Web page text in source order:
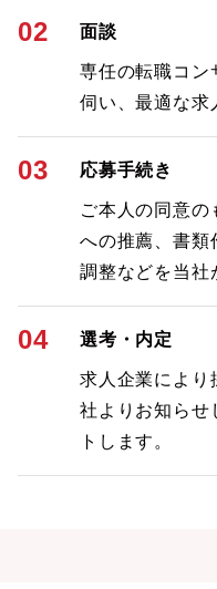
02 面談
専任の転職コン
伺い、最適な求
03 応募手続き
ご本人の同意の
への推薦、書類
調整などを当社
04 選考・内定
求人企業により
社よりお知らせ
トします。